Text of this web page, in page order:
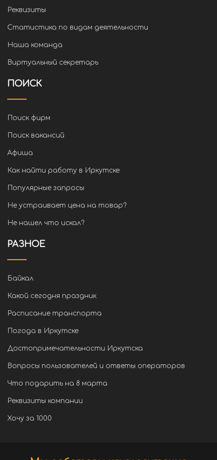
Реквизиты
Статистика по видам деятельности
Наша команда
Виртуальный секретарь
ПОИСК
Поиск фирм
Поиск вакансий
Афиша
Как найти работу в Иркутске
Популярные запросы
Не устраивает цена на товар?
Не нашел что искал?
РАЗНОЕ
Байкал
Какой сегодня праздник
Расписание транспорта
Погода в Иркутске
Достопримечательности Иркутска
Вопросы пользователей и ответы операторов
Что подарить на 8 марта
Реквизиты компании
Хочу за 1000